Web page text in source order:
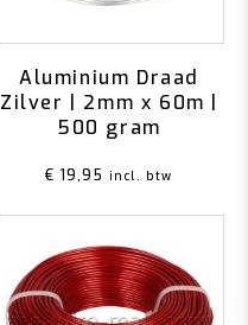
Aluminium Draad
Zilver | 2mm x 60m |
500 gram
€ 19,95 incl. btw